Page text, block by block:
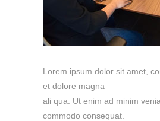
Lorem ipsum dolor sit amet,
et dolore magna
ali qua. Ut enim ad minim
commodo consequat.